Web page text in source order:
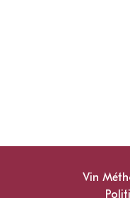
Vin